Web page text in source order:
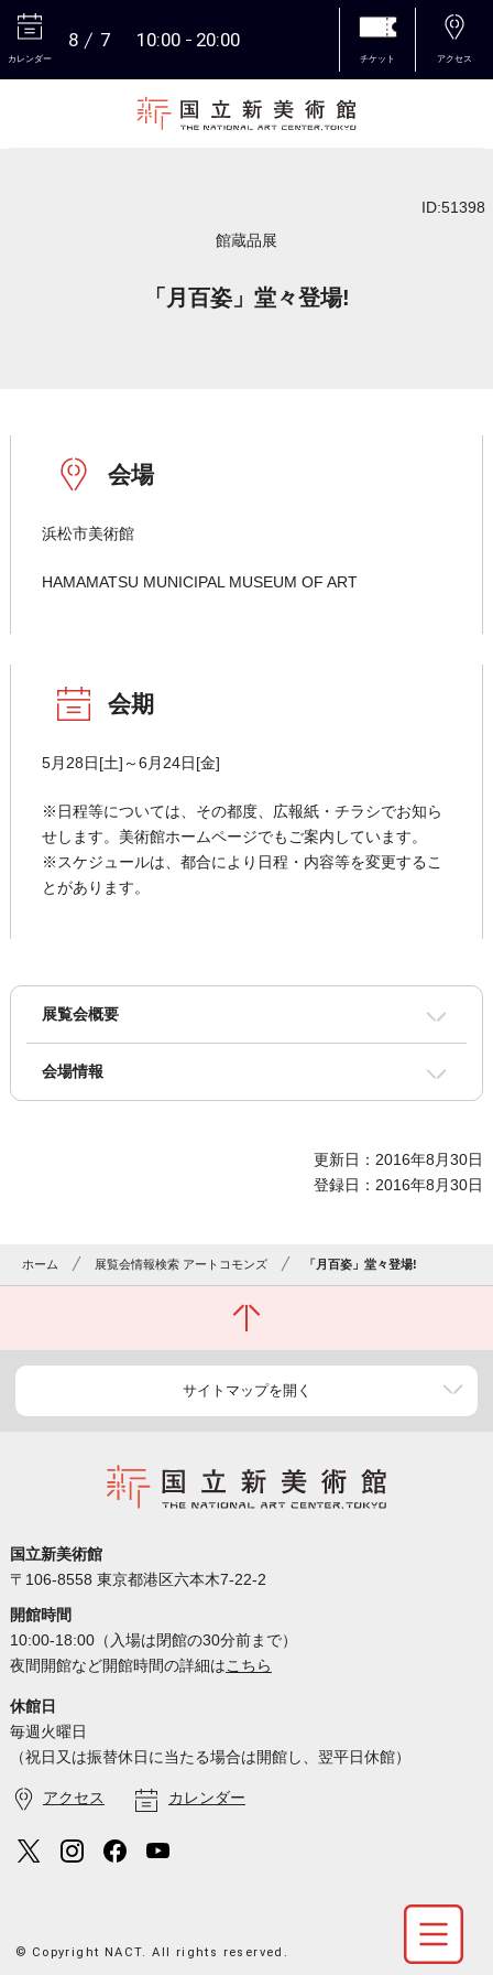
カレンダー
8 7 10:00 20:00
チケット アクセス
ID:51398
館蔵品展
「月百姿」堂々登場!
会場
浜松市美術館
HAMAMATSU MUNICIPAL MUSEUM OF ART
会期
5月28日[土]～6月24日[金]
※日程等については、その都度、広報紙・チラシでお知ら
せします。美術館ホームページでもご案内しています。
※スケジュールは、都合により日程・内容等を変更するこ
とがあります。
展覧会概要
会場情報
更新日：2016年8月30日
登録日：2016年8月30日
ホーム 展覧会情報検索 アートコモンズ 「月百姿」堂々登場!
サイトマップを開く
国立新美術館
〒106-8558 東京都港区六本木7-22-2
開館時間
10:00-18:00（入場は閉館の30分前まで）
夜間開館など開館時間の詳細はこちら
休館日
毎週火曜日
（祝日又は振替休日に当たる場合は開館し、翌平日休館）
アクセス カレンダー
© Copyright NACT. All rights reserved.